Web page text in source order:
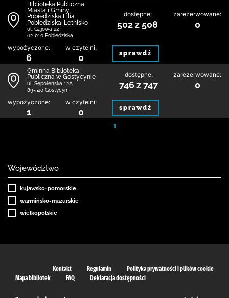
Biblioteka Publiczna
Miasta i Gminy
Pobiedziska Filia
Pobiedziska-Letnisko
ul. Gajowa 22
62-010 Pobiedziska
dostępne:
502 z 508
zarezerwowane:
0
wypożyczone:
6
w czytelni:
0 sprawdź
Gminna Biblioteka
Publiczna w Gostycynie
ul. Sępoleńska 12A
89-520 Gostycyn
dostępne:
746 z 747
zarezerwowane:
0
wypożyczone:
1
w czytelni:
0 sprawdź
1
Województwo
kujawsko-pomorskie
warmińsko-mazurskie
wielkopolskie
Kontakt Regulamin
Polityka prywatności i plików cookie
Mapa bibliotek
FAQ Deklaracja dostępności